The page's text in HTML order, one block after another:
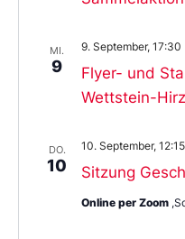
MI.
9
Flyer- und
Wettstein-
9. September, 17:30
DO.
10 Sitzung
10. September, 12:15
Online per Zoom